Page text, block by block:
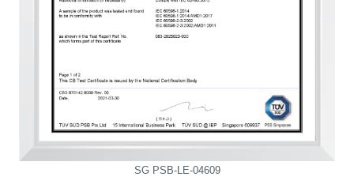
SG PSB-LE-04609